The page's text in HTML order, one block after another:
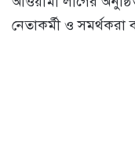
নেতাকর্মী ও সমর্থকরা